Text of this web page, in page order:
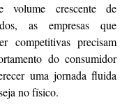
volume crescente de
as empresas que
competitivas precisam
do consumidor
uma jornada fluida
no físico.